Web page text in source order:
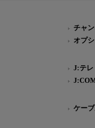
チャ
オプ
J:テレ
ケー